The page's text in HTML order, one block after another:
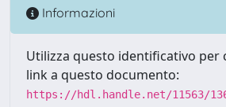
Informazioni
Utilizza questo identificativo per
link a questo documento:
https://hdl.handle.net/11563/